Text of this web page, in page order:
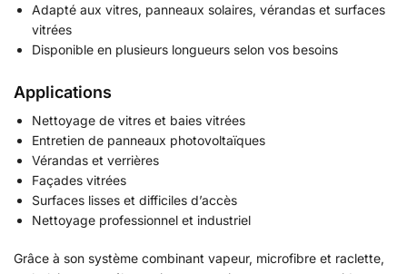
Adapté aux vitres, panneaux solaires, vérandas et surfaces
vitrées
Disponible en plusieurs longueurs selon vos besoins
Applications
Nettoyage de vitres et baies vitrées
Entretien de panneaux photovoltaïques
Vérandas et verrières
Façades vitrées
Surfaces lisses et difficiles d’accès
Nettoyage professionnel et industriel
Grâce à son système combinant vapeur, microfibre et raclette,